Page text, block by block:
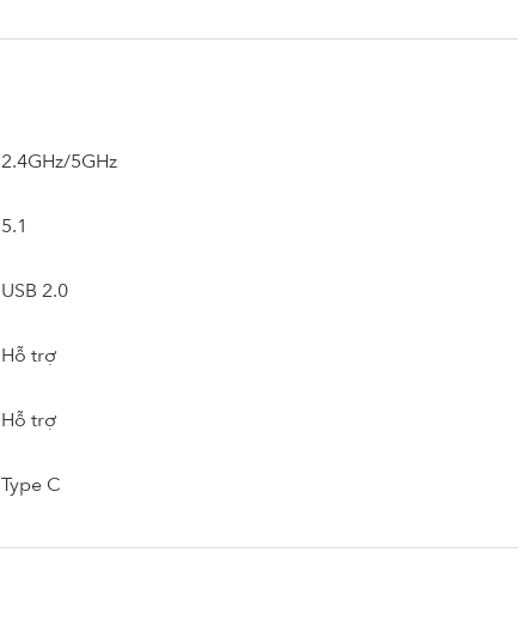
2.4GHz/5GHz
5.1
USB 2.0
Hỗ trợ
Hỗ trợ
Type C